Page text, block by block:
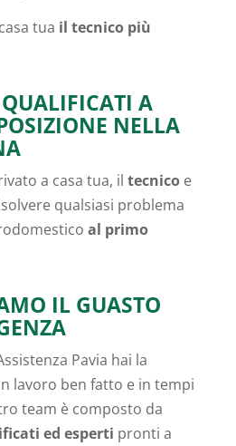
tua il tecnico più
A
NELLA
a casa tua, il tecnicoe
qualsiasi problema
al primo
IL GUASTO
Pavia hai la
lavoro ben fatto e in tempi
team è composto da
ed esperti pronti a